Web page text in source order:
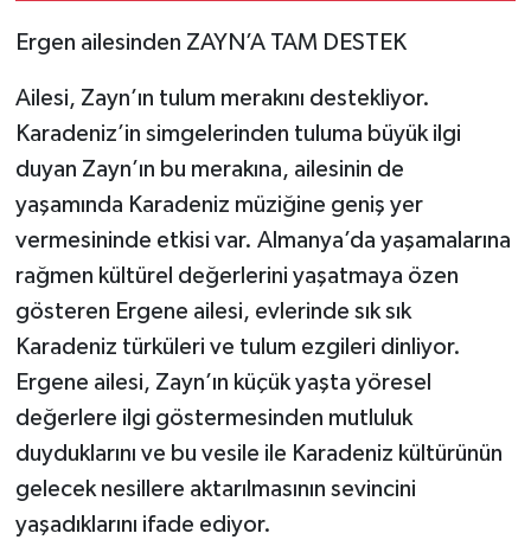
Ergen ailesinden ZAYN’A TAM DESTEK
Ailesi, Zayn’ın tulum merakını destekliyor.
Karadeniz’in simgelerinden tuluma büyük ilgi
duyan Zayn’ın bu merakına, ailesinin de
yaşamında Karadeniz müziğine geniş yer
vermesininde etkisi var. Almanya’da yaşamalarına
rağmen kültürel değerlerini yaşatmaya özen
gösteren Ergene ailesi, evlerinde sık sık
Karadeniz türküleri ve tulum ezgileri dinliyor.
Ergene ailesi, Zayn’ın küçük yaşta yöresel
değerlere ilgi göstermesinden mutluluk
duyduklarını ve bu vesile ile Karadeniz kültürünün
gelecek nesillere aktarılmasının sevincini
yaşadıklarını ifade ediyor.
SPOR HABERLERİ
TEKNOLOJİ
ÜLKE GÜNDEMİ
YAŞAM
Yerel Haberler